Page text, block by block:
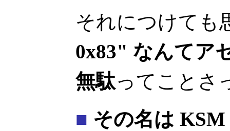
それにつけても
0x83" なんてア
無駄ってことさ
■ その名は KSM